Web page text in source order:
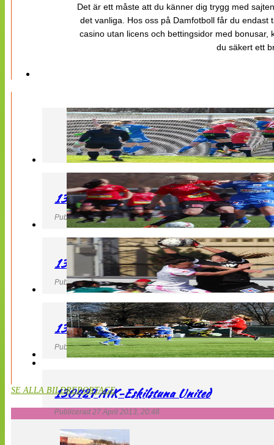
Det är ett måste att du känner dig trygg med
det vanliga. Hos oss på Damfotboll får du
casino utan licens och bettingsidor med
du säkert ett
130427 LB 07 – QBIK
Publicerad 27 April 2013, 22:40
130427 IF Limhamn Bunkeflo – QBIK
Publicerad 27 April 2013, 21:10
130427 LdB FC Malmö – Mallbackens IF
Publicerad 27 April 2013, 20:54
130427 AIK-Eskilstuna United
Publicerad 27 April 2013, 20:48
SE ALLA BILDREPORTAGE